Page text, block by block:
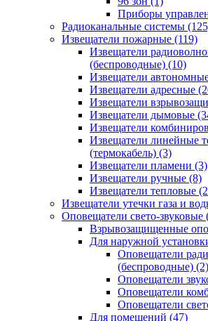
Приборы
Радиоканальные системы
Извещатели пожарные (119)
Извещатели
(беспроводные) (10)
Извещатели
Извещатели адресные
Извещатели
Извещатели дымовые
Извещатели
Извещатели линейные
(термокабель) (3)
Извещатели пламени (3)
Извещатели ручные (8)
Извещатели тепловые
Извещатели утечки газа и
Оповещатели свето-звуковые
Взрывозащищенные
Для наружной
Оповещатели
(беспроводные) (2)
Оповещатели
Оповещатели
Оповещатели
Для помещений (47)